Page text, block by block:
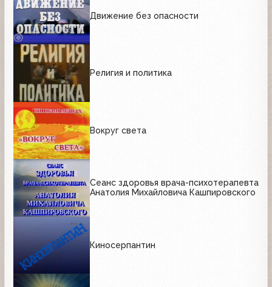
Движение без опасности
Религия и политика
Вокруг света
Сеанс здоровья врача-психотерапевта
Анатолия Михайловича Кашпировского
Киносерпантин